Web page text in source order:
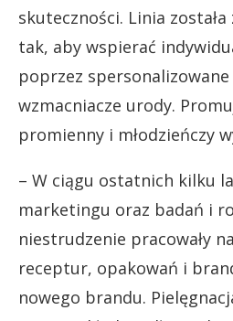
skuteczności. Linia
tak, aby wspierać
poprzez
wzmacniacze urody.
promienny i młodzieńczy
– W ciągu ostatnich kilku
marketingu oraz badań i
niestrudzenie pracowały
receptur, opakowań i
nowego brandu.